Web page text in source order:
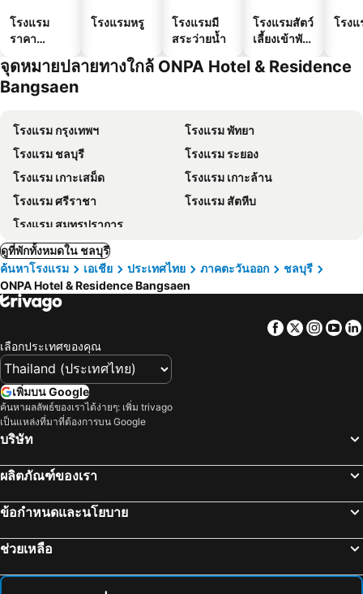
โรงแรม
ราคา
โรงแรมหรู
โรงแรมมี
สระว่ายน้ำ
โรงแรมสัตว์
เลี้ยงเข้าพัก
โรง
จุดหมายปลายทางใกล้ ONPA Hotel & Residence
Bangsaen
โรงแรม กรุงเทพฯ
โรงแรม พัทยา
โรงแรม ชลบุรี
โรงแรม ระยอง
โรงแรม เกาะเสม็ด
โรงแรม เกาะล้าน
โรงแรม ศรีราชา
โรงแรม สัตหีบ
โรงแรม สมุทรปราการ
ดูที่พักทั้งหมดใน ชลบุรี
ค้นหาโรงแรม
เอเชีย ประเทศไทย ภาคตะวันออก
ชลบุรี
ONPA Hotel & Residence Bangsaen
Facebook
Twitter
เลือกประเทศของคุณ
เพิ่มบน Google
ค้นหาผลลัพธ์ของเราได้ง่ายๆ: เพิ่ม trivago
เป็นแหล่งที่มาที่ต้องการบน Google
บริษัท
ผลิตภัณฑ์ของเรา
ข้อกำหนดและนโยบาย
ช่วยเหลือ